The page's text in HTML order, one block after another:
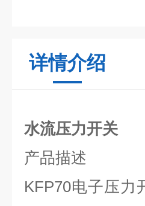
详情介绍
水流压力开关
产品描述
KFP70电子压力